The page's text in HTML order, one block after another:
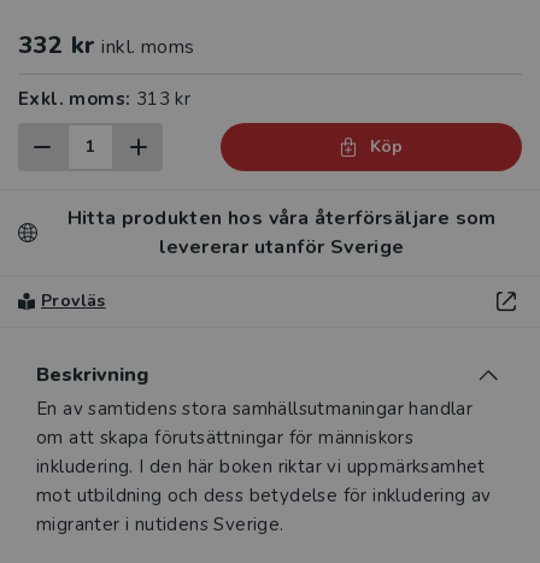
332 kr inkl. moms
Exkl. moms: 313 kr
Köp
Hitta produkten hos våra återförsäljare som
levererar utanför Sverige
Provläs
Beskrivning
Beskrivning
En av samtidens stora samhällsutmaningar handlar
om att skapa förutsättningar för människors
inkludering. I den här boken riktar vi uppmärksamhet
mot utbildning och dess betydelse för inkludering av
migranter i nutidens Sverige.